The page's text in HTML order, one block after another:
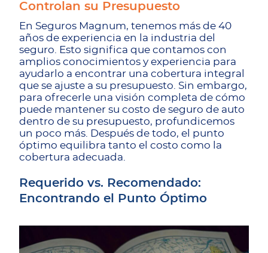
Controlan su Presupuesto
En Seguros Magnum, tenemos más de 40
años de experiencia en la industria del
seguro. Esto significa que contamos con
amplios conocimientos y experiencia para
ayudarlo a encontrar una cobertura integral
que se ajuste a su presupuesto. Sin embargo,
para ofrecerle una visión completa de cómo
puede mantener su costo de seguro de auto
dentro de su presupuesto, profundicemos
un poco más. Después de todo, el punto
óptimo equilibra tanto el costo como la
cobertura adecuada.
Requerido vs. Recomendado:
Encontrando el Punto Óptimo